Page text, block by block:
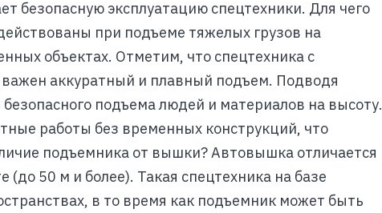
безопасную эксплуатацию спецтехники. Для чего
при подъеме тяжелых грузов на
объектах. Отметим, что спецтехника с
важен аккуратный и плавный подъем. Подводя
подъема людей и материалов на высоту.
работы без временных конструкций, что
подъемника от вышки? Автовышка отличается
50 м и более). Такая спецтехника на базе
в то время как подъемник может быть